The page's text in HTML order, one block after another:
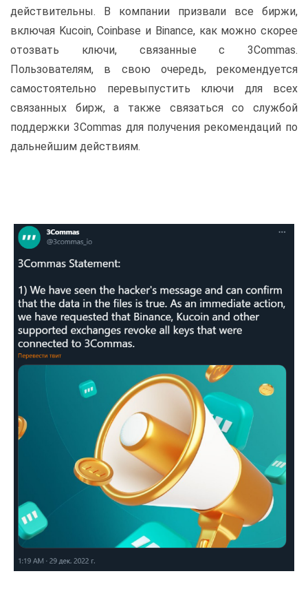
действительны. В компании призвали все биржи,
включая Kucoin, Coinbase и Binance, как можно скорее
отозвать ключи, связанные с 3Commas.
Пользователям, в свою очередь, рекомендуется
самостоятельно перевыпустить ключи для всех
связанных бирж, а также связаться со службой
поддержки 3Commas для получения рекомендаций по
дальнейшим действиям.